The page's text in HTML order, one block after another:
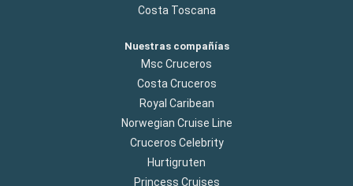
Costa Toscana
Nuestras compañías
Msc Cruceros
Costa Cruceros
Royal Caribean
Norwegian Cruise Line
Cruceros Celebrity
Hurtigruten
Princess Cruises